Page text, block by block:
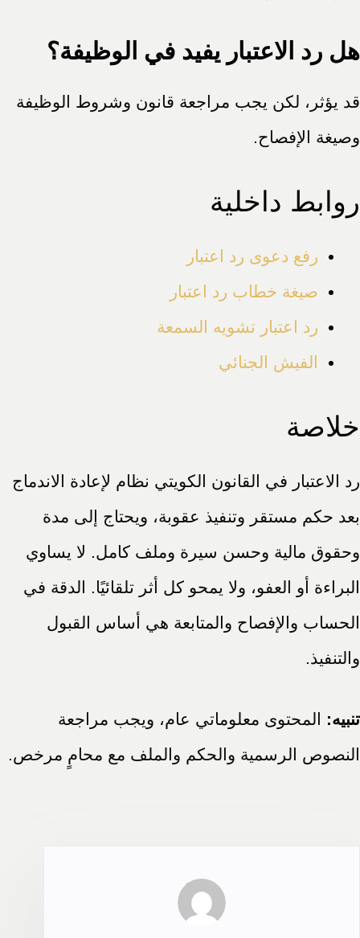
هل رد الاعتبار يفيد في الوظيفة؟
قد يؤثر، لكن يجب مراجعة قانون وشروط الوظيفة
وصيغة الإفصاح.
روابط داخلية
رفع دعوى رد اعتبار
صيغة خطاب رد اعتبار
رد اعتبار تشويه السمعة
الفيش الجنائي
خلاصة
رد الاعتبار في القانون الكويتي نظام لإعادة الاندماج
بعد حكم مستقر وتنفيذ عقوبة، ويحتاج إلى مدة
وحقوق مالية وحسن سيرة وملف كامل. لا يساوي
البراءة أو العفو، ولا يمحو كل أثر تلقائيًا. الدقة في
الحساب والإفصاح والمتابعة هي أساس القبول
والتنفيذ.
تنبيه: المحتوى معلوماتي عام، ويجب مراجعة
النصوص الرسمية والحكم والملف مع محامٍ مرخص.